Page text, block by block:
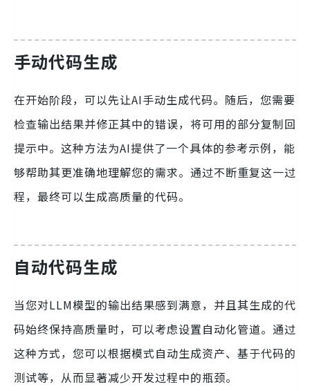
手动代码生成
在开始阶段，可以先让AI手动生成代码。随后，您需要
检查输出结果并修正其中的错误，将可用的部分复制回
提示中。这种方法为AI提供了一个具体的参考示例，能
够帮助其更准确地理解您的需求。通过不断重复这一过
程，最终可以生成高质量的代码。
自动代码生成
当您对LLM模型的输出结果感到满意，并且其生成的代
码始终保持高质量时，可以考虑设置自动化管道。通过
这种方式，您可以根据模式自动生成资产、基于代码的
测试等，从而显著减少开发过程中的瓶颈。